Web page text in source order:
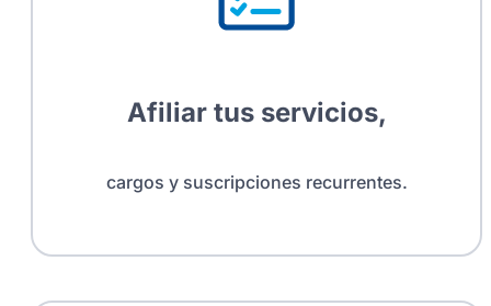
Afiliar tus servicios,
cargos y suscripciones recurrentes.